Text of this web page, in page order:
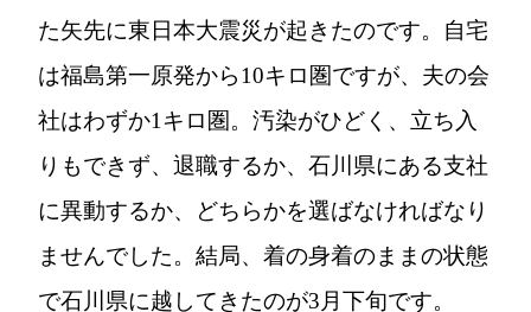
た矢先に東日本大震災が起きたのです。自宅
は福島第一原発から10キロ圏ですが、夫の会
社はわずか1キロ圏。汚染がひどく、立ち入
りもできず、退職するか、石川県にある支社
に異動するか、どちらかを選ばなければなり
ませんでした。結局、着の身着のままの状態
で石川県に越してきたのが3月下旬です。